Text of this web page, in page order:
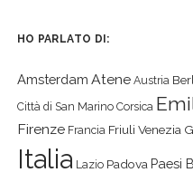
HO PARLATO DI:
Amsterdam Atene Austria
Città di San Marino Corsica
Firenze Francia Friuli Venezia
Italia Lazio Padova Paesi